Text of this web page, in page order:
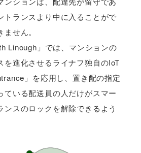
トランスより中に入ることがで
せん。
Linough」では、マンションの
を進化させるライナフ独自のIoT
」を応用し、置き配の指定
ている配送員の人だけがスマー
ンスのロックを解除できるよう